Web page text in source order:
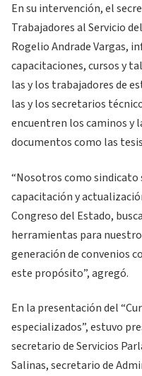
En su intervención, el
Trabajadores al Servicio
Rogelio Andrade Vargas,
capacitaciones, cursos y
las y los trabajadores de
las y los secretarios
encuentren los caminos y
documentos como las
“Nosotros como
capacitación y
Congreso del Estado,
herramientas para
generación de convenios
este propósito”, agregó.
En la presentación del
especializados”, estuvo
secretario de Servicios
Salinas, secretario de